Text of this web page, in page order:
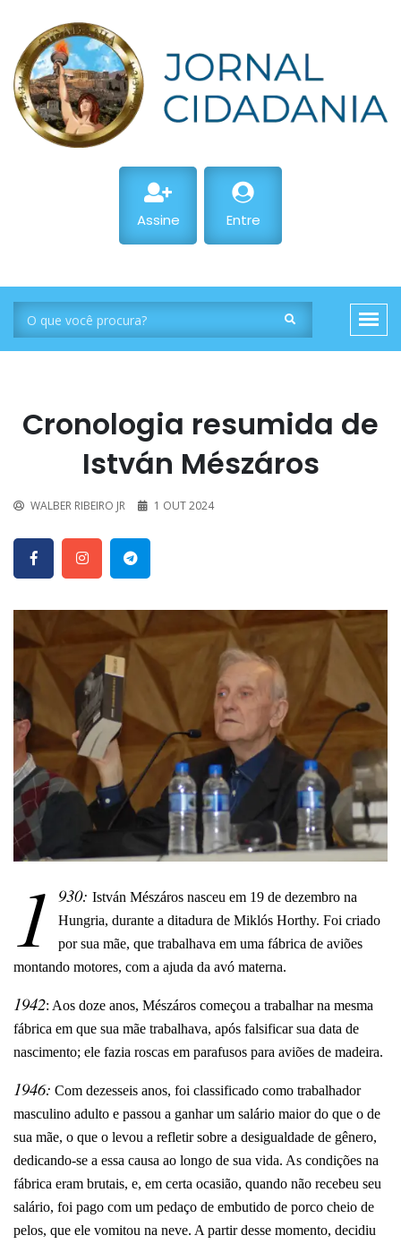
Assine Entre
Cronologia resumida de
István Mészáros
WALBER RIBEIRO JR 1 OUT 2024
1 930: István Mészáros nasceu em 19 de dezembro na
Hungria, durante a ditadura de Miklós Horthy. Foi criado
por sua mãe, que trabalhava em uma fábrica de aviões
montando motores, com a ajuda da avó materna.
1942: Aos doze anos, Mészáros começou a trabalhar na mesma
fábrica em que sua mãe trabalhava, após falsificar sua data de
nascimento; ele fazia roscas em parafusos para aviões de madeira.
1946: Com dezesseis anos, foi classificado como trabalhador
masculino adulto e passou a ganhar um salário maior do que o de
sua mãe, o que o levou a refletir sobre a desigualdade de gênero,
dedicando-se a essa causa ao longo de sua vida. As condições na
fábrica eram brutais, e, em certa ocasião, quando não recebeu seu
salário, foi pago com um pedaço de embutido de porco cheio de
pelos, que ele vomitou na neve. A partir desse momento, decidiu